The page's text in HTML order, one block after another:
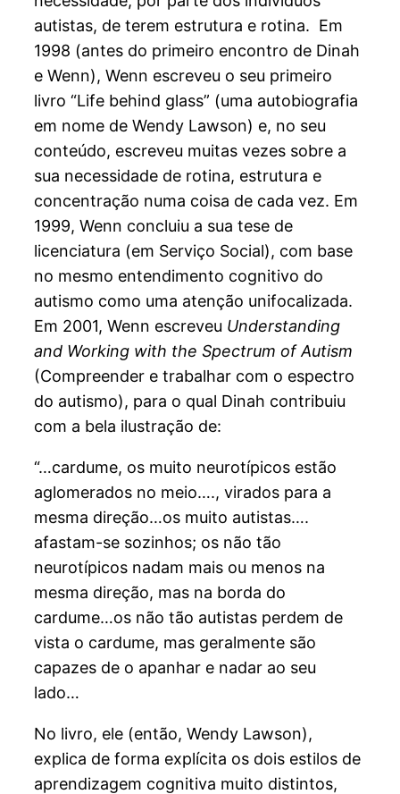
autistas, de terem estrutura e rotina. Em
1998 (antes do primeiro encontro de Dinah
e Wenn), Wenn escreveu o seu primeiro
livro “Life behind glass” (uma autobiografia
em nome de Wendy Lawson) e, no seu
conteúdo, escreveu muitas vezes sobre a
sua necessidade de rotina, estrutura e
concentração numa coisa de cada vez. Em
1999, Wenn concluiu a sua tese de
licenciatura (em Serviço Social), com base
no mesmo entendimento cognitivo do
autismo como uma atenção unifocalizada.
Em 2001, Wenn escreveu Understanding
and Working with the Spectrum of Autism
(Compreender e trabalhar com o espectro
do autismo), para o qual Dinah contribuiu
com a bela ilustração de:
“…cardume, os muito neurotípicos estão
aglomerados no meio…., virados para a
mesma direção…os muito autistas….
afastam-se sozinhos; os não tão
neurotípicos nadam mais ou menos na
mesma direção, mas na borda do
cardume…os não tão autistas perdem de
vista o cardume, mas geralmente são
capazes de o apanhar e nadar ao seu
lado…
No livro, ele (então, Wendy Lawson),
explica de forma explícita os dois estilos de
aprendizagem cognitiva muito distintos,